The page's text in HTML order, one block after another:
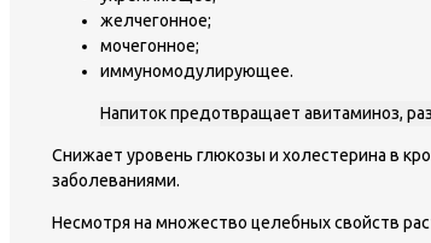
желчегонное;
мочегонное;
иммуномодулирующее.
Напиток предотвращает авитаминоз,
Снижает уровень глюкозы и холестерина в
заболеваниями.
Несмотря на множество целебных свойств